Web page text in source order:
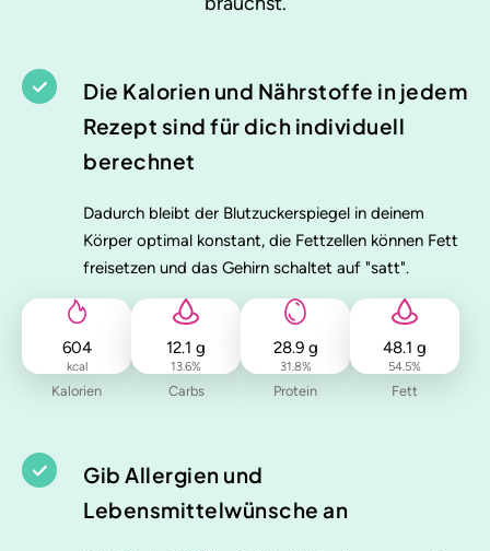
Die Kalorien und Nährstoffe in jedem
Rezept sind für dich individuell
berechnet
Dadurch bleibt der Blutzuckerspiegel in deinem
Körper optimal konstant, die Fettzellen können Fett
freisetzen und das Gehirn schaltet auf "satt".
604
kcal
Kalorien
12.1 g
13.6%
Carbs
28.9g
31.8%
Protein
48.1 g
54.5%
Fett
Gib Allergien und
Lebensmittelwünsche an